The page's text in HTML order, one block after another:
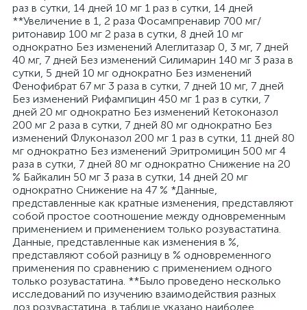
раз в сутки, 14 дней 10 мг 1 раз в сутки, 14 дней
**Увеличение в 1, 2 раза Фосампренавир 700 мг/
ритонавир 100 мг 2 раза в сутки, 8 дней 10 мг
однократно Без изменений Алеглитазар 0, 3 мг, 7 дней
40 мг, 7 дней Без изменений Силимарин 140 мг 3 раза в
сутки, 5 дней 10 мг однократно Без изменений
Фенофибрат 67 мг 3 раза в сутки, 7 дней 10 мг, 7 дней
Без изменений Рифампицин 450 мг 1 раз в сутки, 7
дней 20 мг однократно Без изменений Кетоконазол
200 мг 2 раза в сутки, 7 дней 80 мг однократно Без
изменений Флуконазол 200 мг 1 раз в сутки, 11 дней 80
мг однократно Без изменений Эритромицин 500 мг 4
раза в сутки, 7 дней 80 мг однократно Снижение на 20
% Байкалин 50 мг 3 раза в сутки, 14 дней 20 мг
однократно Снижение на 47 % *Данные,
представленные как кратные изменения, представляют
собой простое соотношение между одновременным
применением и применением только розувастатина.
Данные, представленные как изменения в %,
представляют собой разницу в % одновременного
применения по сравнению с применением одного
только розувастатина. **Было проведено несколько
исследований по изучению взаимодействия разных
доз розувастатина, в таблице указано наиболее